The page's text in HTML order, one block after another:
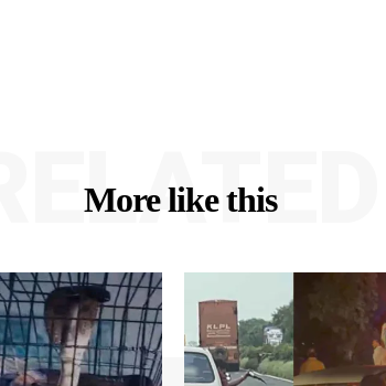
More like this
RELATED